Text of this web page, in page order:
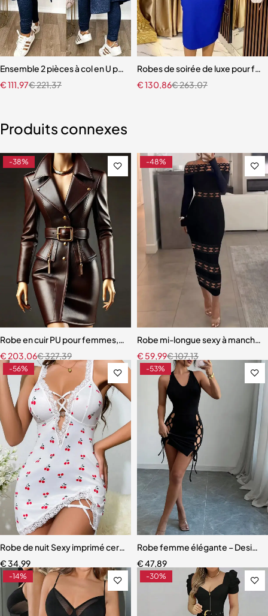
pour Femme
Ensemble 2 pièces à col en U pour femme
€221,37
€111,97
Robes de soirée de luxe pour
€263,07
€130,86
Produits connexes
-38%
Robe en cuir PU pour femmes, bouton de couleur à revers,
€327,39
€203,06
-48%
Robe mi-longue sexy à
€107,13
€ 59,99
-56%
Robe de nuit Sexy imprimé cerise pour femmes garniture en
€34,99
-53%
Robe femme élégante – Design
€47,89
-14% -30%